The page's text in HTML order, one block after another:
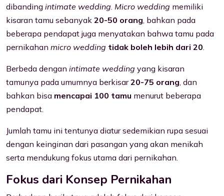
dibanding intimate wedding Micro wedding memiliki
kisaran tamu sebanyak 20-50 orang , bahkan pada
beberapa pendapat juga menyatakan bahwa tamu pada
pernikahan micro wedding tidak boleh lebih dari 20
Berbeda dengan intimate wedding yang kisaran
tamunya pada umumnya berkisar20-75 orang , dan
bahkan bisa mencapai 100 tamu menurut beberapa
pendapat.
Jumlah tamu ini tentunya diatur sedemikian rupa sesuai
dengan keinginan dari pasangan yang akan menikah
serta mendukung fokus utama dari pernikahan.
Fokus dari Konsep Pernikahan